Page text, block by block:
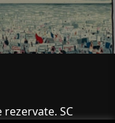
SC